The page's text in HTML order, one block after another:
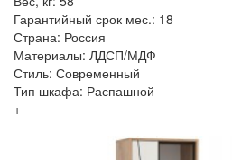
Гарантийный срок мес.: 18
Страна: Россия
Материалы: ЛДСП/МДФ
Стиль: Современный
Тип шкафа: Распашной
+